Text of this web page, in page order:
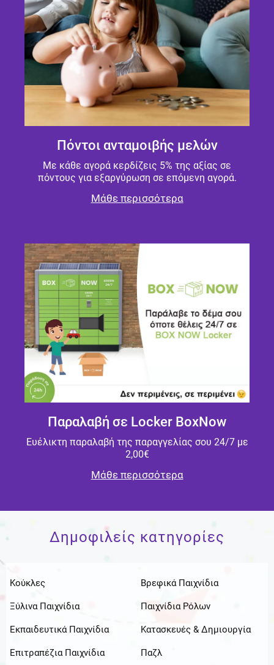
Πόντοι ανταμοιβής μελών
Με κάθε αγορά κερδίζεις 5% της αξίας σε
πόντους για εξαργύρωση σε επόμενη αγορά.
Μάθε περισσότερα
Παραλαβή σε Locker BoxNow
Ευέλικτη παραλαβή της παραγγελίας σου 24/7 με
2,00€
Μάθε περισσότερα
Δημοφιλείς κατηγορίες
Κούκλες Βρεφικά Παιχνίδια
Ξύλινα Παιχνίδια Παιχνίδια Ρόλων
Εκπαιδευτικά Παιχνίδια Κατασκευές & Δημιουργία
Επιτραπέζια Παιχνίδια Παζλ